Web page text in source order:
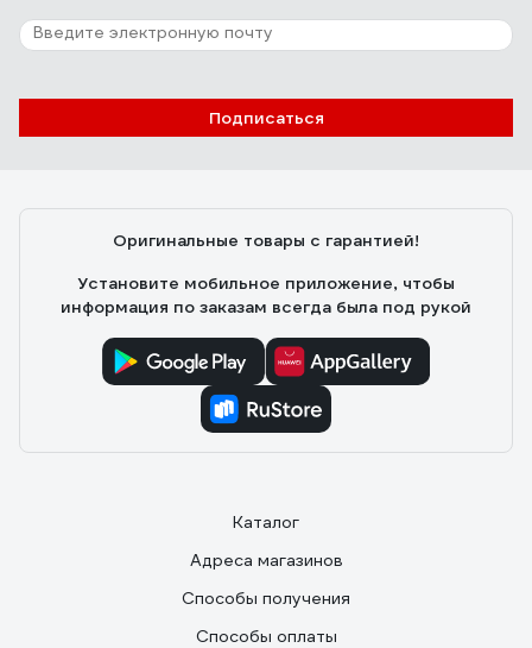
Подписаться
Оригинальные товары с гарантией!
Установите мобильное приложение, чтобы
информация по заказам всегда была под рукой
Каталог
Адреса магазинов
Способы получения
Способы оплаты